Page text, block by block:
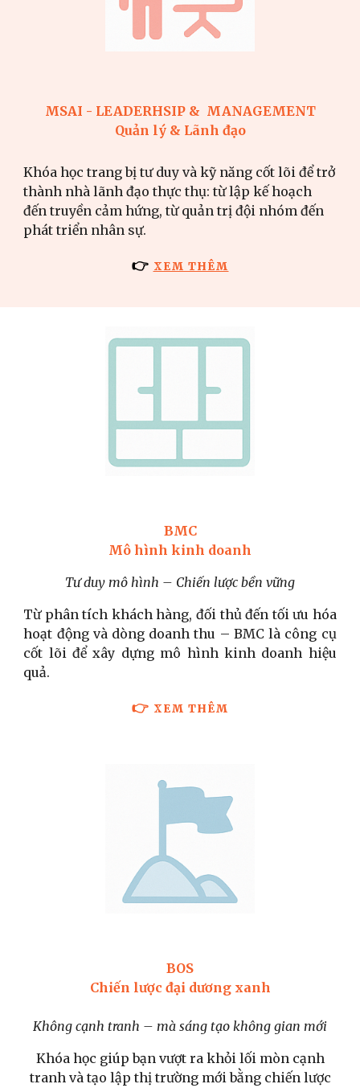
MSAI - LEADERHSIP & MANAGEMENT
Quản lý & Lãnh đạo
Khóa học trang bị tư duy và kỹ năng cốt lõi để trở
thành nhà lãnh đạo thực thụ: từ lập kế hoạch
đến truyền cảm hứng, từ quản trị đội nhóm đến
phát triển nhân sự.
👉 XEM THÊM
BMC
Mô hình kinh doanh
Tư duy mô hình – Chiến lược bền vững
Từ phân tích khách hàng, đối thủ đến tối ưu hóa
hoạt động và dòng doanh thu – BMC là công cụ
cốt lõi để xây dựng mô hình kinh doanh hiệu
quả.
👉 XEM THÊM
BOS
Chiến lược đại dương xanh
Không cạnh tranh – mà sáng tạo không gian mới
Khóa học giúp bạn vượt ra khỏi lối mòn cạnh
tranh và tạo lập thị trường mới bằng chiến lược